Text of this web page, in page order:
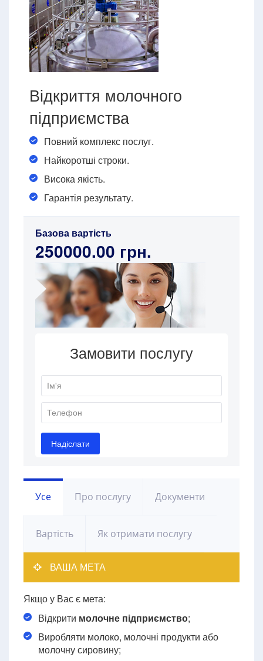
Відкриття молочного
підприємства
Повний комплекс послуг.
Найкоротші строки.
Висока якість.
Гарантія результату.
Базова вартість
250000.00 грн.
Усе Про послугу Документи
Вартість Як отримати послугу
ВАША МЕТА
Якщо у Вас є мета:
Відкрити молочне підприємство;
Виробляти молоко, молочні продукти або
молочну сировину;